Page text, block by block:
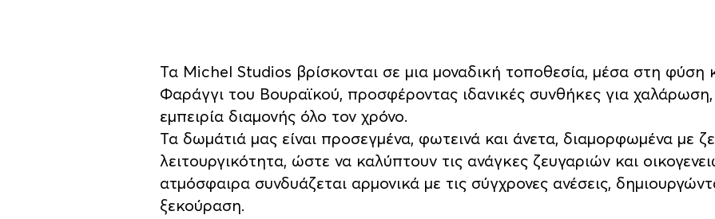
Τα Michel Studios βρίσκονται σε μια μοναδική τοποθεσία, μέσα στη φύση
Φαράγγι του Βουραϊκού, προσφέροντας ιδανικές συνθήκες για χαλάρωση,
εμπειρία διαμονής όλο τον χρόνο.
Τα δωμάτιά μας είναι προσεγμένα, φωτεινά και άνετα, διαμορφωμένα με
λειτουργικότητα, ώστε να καλύπτουν τις ανάγκες ζευγαριών και
ατμόσφαιρα συνδυάζεται αρμονικά με τις σύγχρονες ανέσεις,
ξεκούραση.